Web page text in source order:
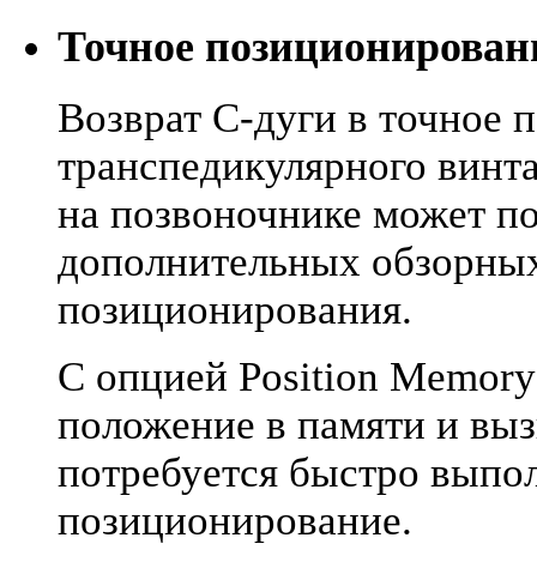
Точное
Возврат C-дуги в точное
транспедикулярного
на позвоночнике может
дополнительных
позиционирования.
С опцией Position
положение в памяти и
потребуется быстро
позиционирование.